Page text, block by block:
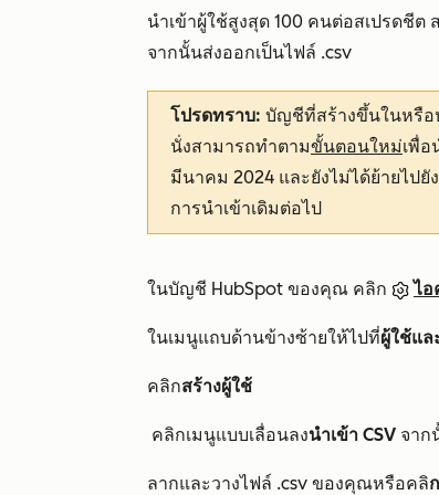
นำเข้าผู้ใช้สูงสุด 100 คนต่อสเปรดชีต
จากนั้นส่งออกเป็นไฟล์ .csv
โปรดทราบ: บัญชีที่สร้างขึ้นในหรือ
นั่งสามารถทำตามขั้นตอนใหม่เพื่
มีนาคม 2024 และยังไม่ได้ย้ายไป
การนำเข้าเดิมต่อไป
ในบัญชี HubSpot ของคุณ คลิก ไอ
ในเมนูแถบด้านข้างซ้ายให้ไปที่ผู้ใช้แล
คลิกสร้างผู้ใช้
คลิกเมนูแบบเลื่อนลงนำเข้า CSV จาก
ลากและวางไฟล์ .csv ของคุณหรือคลิ